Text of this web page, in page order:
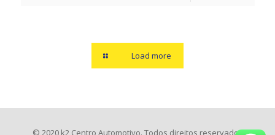
Load more
© 2020 k2 Centro Automotivo. Todos direitos reservados